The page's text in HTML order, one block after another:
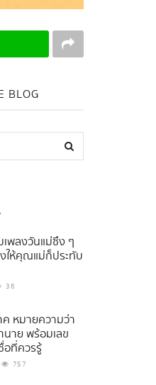
BLOG
เพลงวันแม่ซึ้ง ๆ
ให้คุณแม่ก็ประทับ
36
หมายความว่า
นาย พร้อมเลข
อที่ควรรู้
757